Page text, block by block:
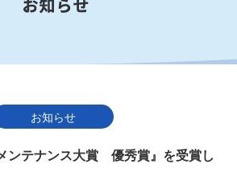
お知らせ
ンテナンス大賞 優秀賞』を受賞し